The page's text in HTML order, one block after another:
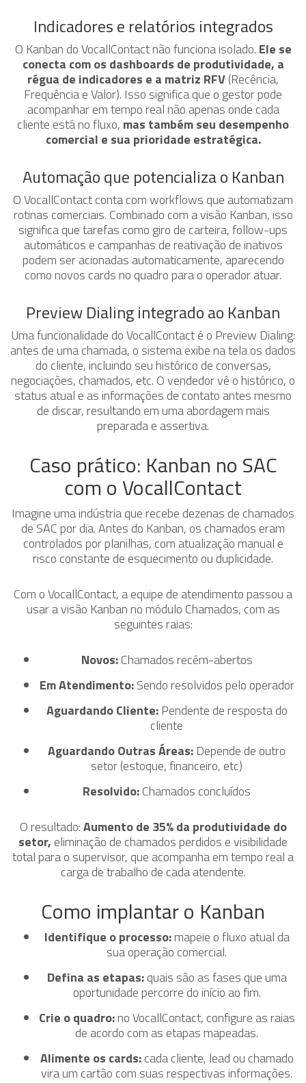
Indicadores e relatórios integrados
O Kanban do VocallContact não funciona isolado. Ele se
conecta com os dashboards de produtividade, a
régua de indicadores e a matriz RFV(Recência,
Frequência e Valor). Isso significa que o gestor pode
acompanhar em tempo real não apenas onde cada
cliente está no fluxo, mas também seu desempenho
comercial e sua prioridade estratégica.
Automação que potencializa o Kanban
O VocallContact conta com workflows que automatizam
rotinas comerciais. Combinado com a visão Kanban, isso
significa que tarefas como giro de carteira, follow-ups
automáticos e campanhas de reativação de inativos
podem ser acionadas automaticamente, aparecendo
como novos cards no quadro para o operador atuar.
Preview Dialing integrado ao Kanban
Uma funcionalidade do VocallContact é o Preview Dialing:
antes de uma chamada, o sistema exibe na tela os dados
do cliente, incluindo seu histórico de conversas,
negociações, chamados, etc. O vendedor vê o histórico, o
status atual e as informações de contato antes mesmo
de discar, resultando em uma abordagem mais
preparada e assertiva.
Caso prático: Kanban no SAC
com o VocallContact
Imagine uma indústria que recebe dezenas de chamados
de SAC por dia. Antes do Kanban, os chamados eram
controlados por planilhas, com atualização manual e
risco constante de esquecimento ou duplicidade.
Com o VocallContact, a equipe de atendimento passou a
usar a visão Kanban no módulo Chamados, com as
seguintes raias:
Novos:Chamados recém-abertos
Em Atendimento:Sendo resolvidos pelo operador
Aguardando Cliente:Pendente de resposta do
cliente
Aguardando Outras Áreas:Depende de outro
setor (estoque, financeiro, etc)
Resolvido:Chamados concluídos
O resultado:Aumento de 35% da produtividade do
setor, eliminação de chamados perdidos e visibilidade
total para o supervisor, que acompanha em tempo real a
carga de trabalho de cada atendente.
Como implantar o Kanban
Identifique o processo:mapeie o fluxo atual da
sua operação comercial.
Defina as etapas:quais são as fases que uma
oportunidade percorre do início ao fim.
Crie o quadro:no VocallContact, configure as raias
de acordo com as etapas mapeadas.
Alimente os cards:cada cliente, lead ou chamado
vira um cartão com suas respectivas informações.